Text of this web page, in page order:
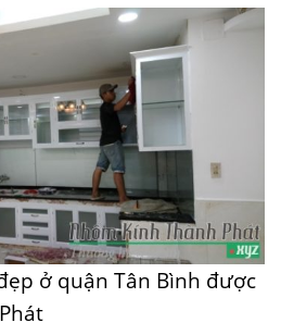
ở quận Tân Bình được